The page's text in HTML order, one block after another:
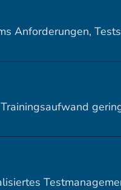
Anforderungen,